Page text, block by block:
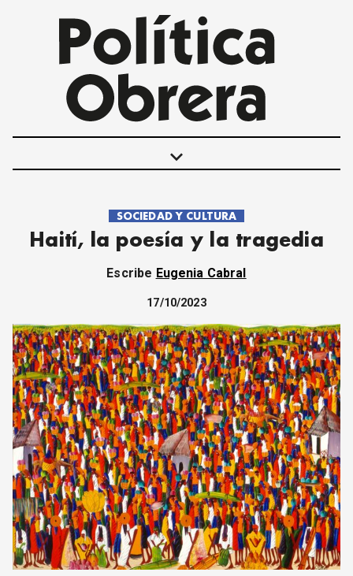
keyboard_arrow_down
POLÍTICAS
INTERNACIONALES
MUJER
ECONOMÍA
SOCIEDAD Y CULTURA
JUVENTUD
CORREO DE LECTORES
DEBATE
ARCHIVO
DECLARACIONES
OPINIÓN
ALTAMIRA RESPONDE
Política Obrera Revista
CONTACTO
SOCIEDAD Y CULTURA
Haití, la poesía y la tragedia
Escribe Eugenia Cabral
17/10/2023